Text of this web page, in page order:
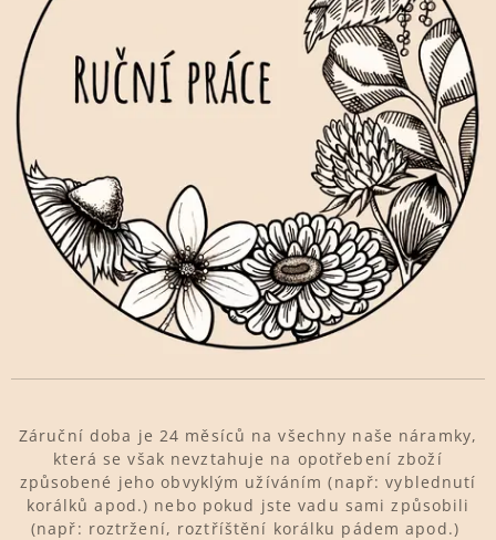
Záruční doba je 24 měsíců na všechny naše náramky,
která se však nevztahuje na opotřebení zboží
způsobené jeho obvyklým užíváním (např: vyblednutí
korálků apod.) nebo pokud jste vadu sami způsobili
(např: roztržení, roztříštění korálku pádem apod.)